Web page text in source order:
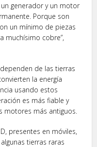
generador y un motor
Porque son
un mínimo de piezas
muchísimo cobre”,
de las tierras
la energía
usando estos
es más fiable y
motores más antiguos.
presentes en móviles,
tierras raras